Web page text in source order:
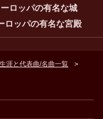
ーロッパの有名な城
ロッパの有名な宮殿
涯と代表曲/名曲一覧